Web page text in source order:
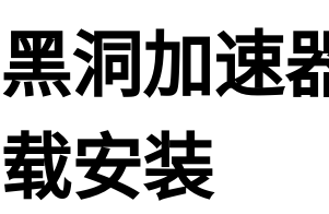
黑洞加速
载安装